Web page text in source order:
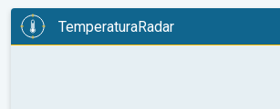
TemperaturaRadar